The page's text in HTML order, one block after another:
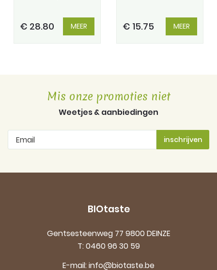
€ 28.80 MEER € 15.75 MEER
Mis onze promoties niet
Weetjes & aanbiedingen
BIOtaste
Gentsesteenweg 77 9800 DEINZE
T:0460 96 30 59
E-mail:info@biotaste.be